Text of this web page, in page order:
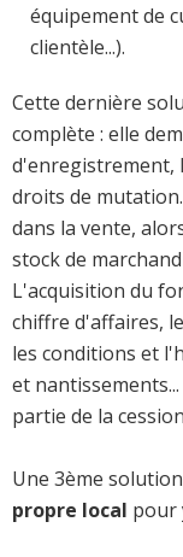
équipement de
clientèle...).
Cette dernière
complète : elle
d'enregistrement,
droits de
dans la vente,
stock de
L'acquisition du
chiffre d'affaires,
les conditions et
et
partie de la
Une 3ème
propre local pour